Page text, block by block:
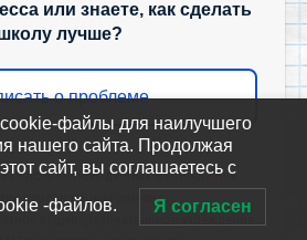
или знаете, как сделать
лучше?
о проблеме
персональных-данных-в-отношении-
персональных-данных
общеобразовательное учреждение
файлы для наилучшего
нашего сайта. Продолжая
сайт, вы соглашаетесь с
-файлов. Я согласен